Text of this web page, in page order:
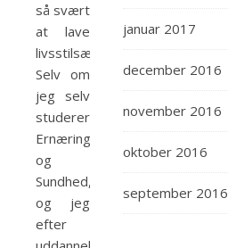
så svært
at lave
livsstilsændringer?
Selv om
jeg selv
studerer
Ernæring
og
Sundhed,
og jeg
efter
januar 2017
december 2016
november 2016
oktober 2016
september 2016